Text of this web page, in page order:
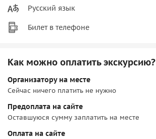
Русский язык
Билет в телефоне
Как можно оплатить экскурсию?
Организатору на месте
Сейчас ничего платить не нужно
Предоплата на сайте
Оставшуюся сумму заплатить на месте
Оплата на сайте